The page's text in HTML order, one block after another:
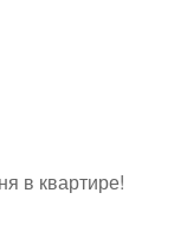
в квартире!